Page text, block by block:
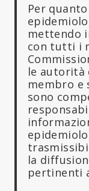
Per
mettendo
con tutti i
le autorità
membro e
sono
la
pertinenti